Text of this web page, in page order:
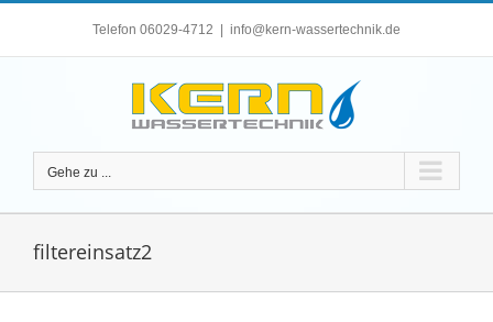
Telefon 06029-4712 info@kern-wassertechnik.de
Gehe zu ...
filtereinsatz2